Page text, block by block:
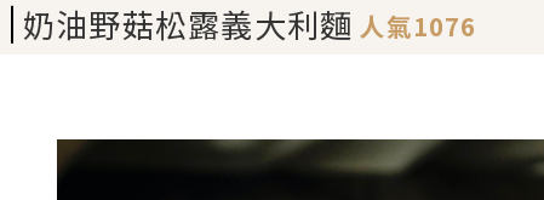
奶油野菇松露義大利麵 人氣1076